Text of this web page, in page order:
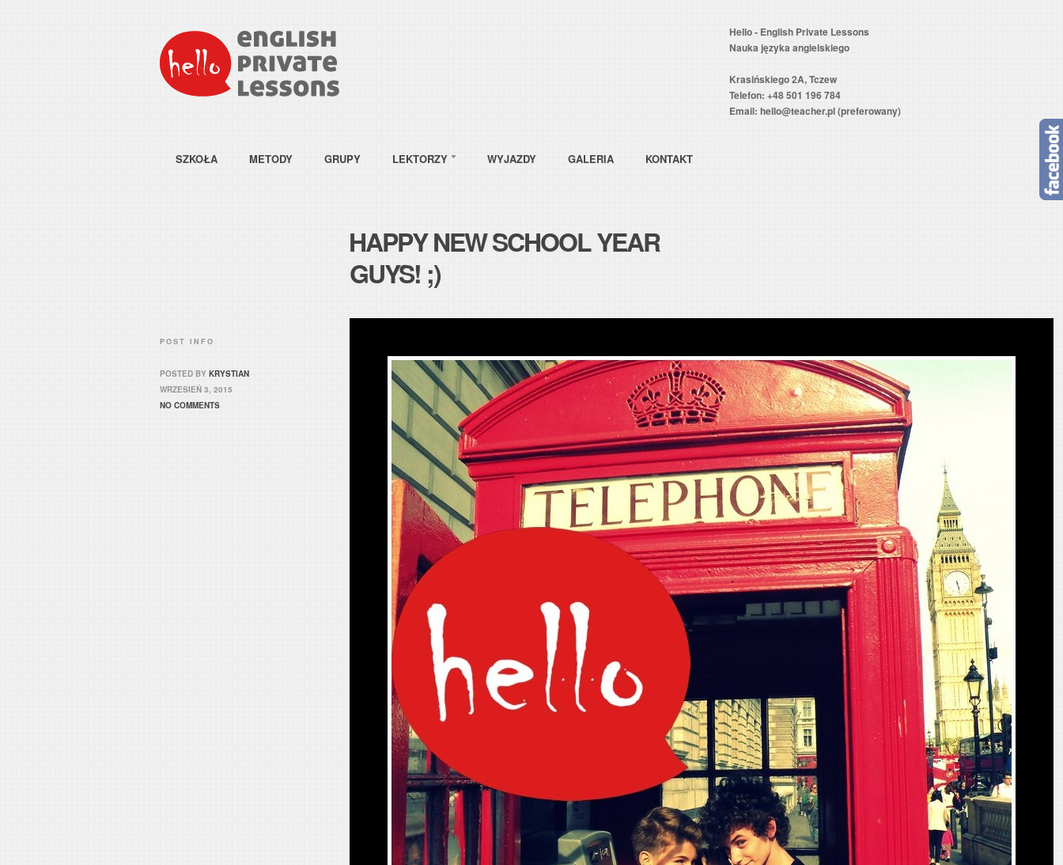
Hello - English Private Lessons
Nauka języka angielskiego
Krasińskiego 2A, Tczew
Telefon: +48 501 196 784
Email: hello@teacher.pl (preferowany)
SZKOŁA METODY GRUPY LEKTORZY WYJAZDY GALERIA KONTAKT
HAPPY NEW SCHOOL YEAR
GUYS! ;)
POST INFO
POSTED BY KRYSTIAN
WRZESIEŃ 3, 2015
NO COMMENTS